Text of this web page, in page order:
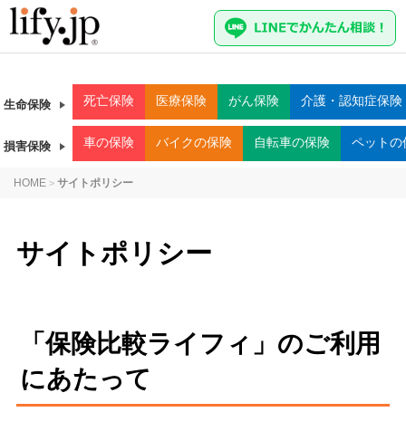
生命保険 死亡保険 医療保険 がん保険 介護・認知症保険
損害保険 車の保険 バイクの保険 自転車の保険 ペットの
HOME > サイトポリシー
サイトポリシー
「保険比較ライフィ」のご利用
にあたって